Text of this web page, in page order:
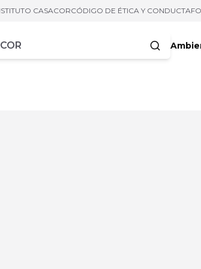
CASACORCÓDIGO DE ÉTICA Y CONDUCTA